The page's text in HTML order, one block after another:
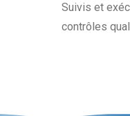
Suivis et
contrôles